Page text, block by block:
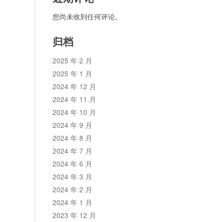
您尚未收到任何评论。
归档
2025 年 2 月
2025 年 1 月
2024 年 12 月
2024 年 11 月
2024 年 10 月
2024 年 9 月
2024 年 8 月
2024 年 7 月
2024 年 6 月
2024 年 3 月
2024 年 2 月
2024 年 1 月
2023 年 12 月